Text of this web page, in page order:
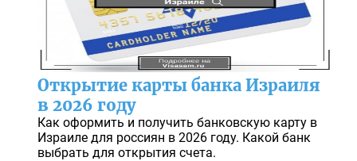
Открытие карты банка Израиля
в 2026 году
Как оформить и получить банковскую карту в
Израиле для россиян в 2026 году. Какой банк
выбрать для открытия счета.